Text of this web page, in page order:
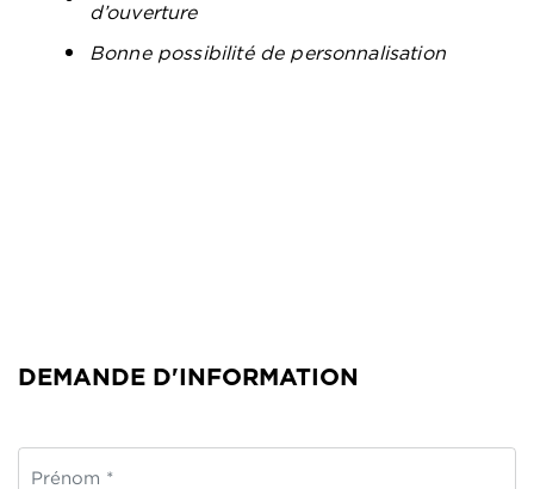
d’ouverture
Bonne possibilité de personnalisation
DEMANDE D'INFORMATION